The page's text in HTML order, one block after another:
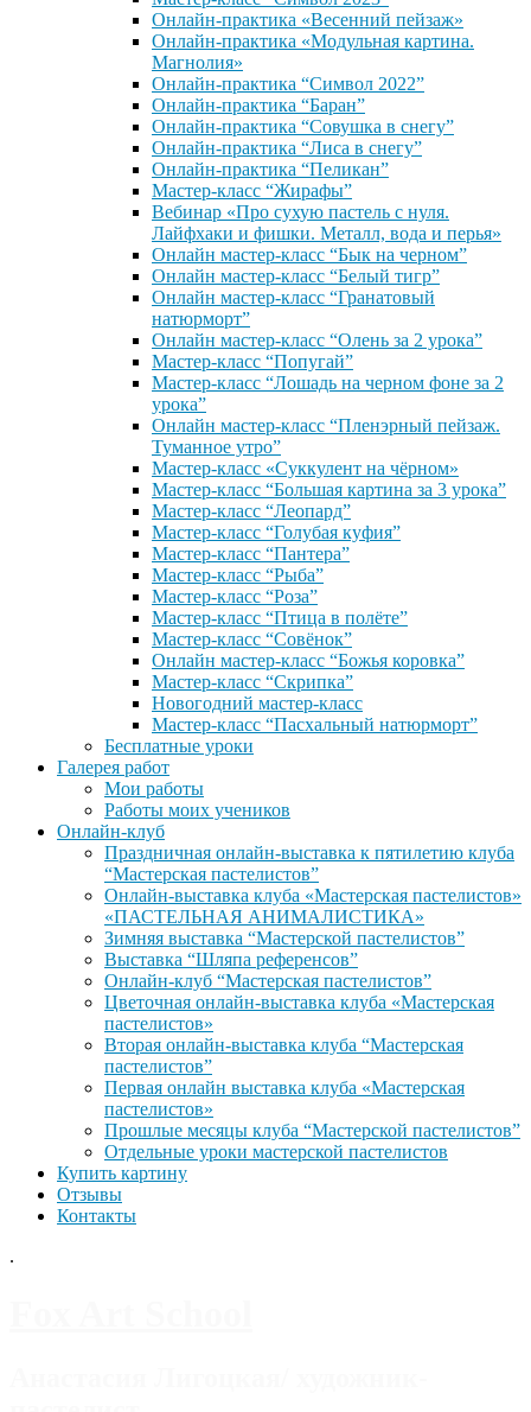
Онлайн-практика «Весенний пейзаж»
Онлайн-практика «Модульная картина.
Магнолия»
Онлайн-практика “Символ 2022”
Онлайн-практика “Баран”
Онлайн-практика “Совушка в снегу”
Онлайн-практика “Лиса в снегу”
Онлайн-практика “Пеликан”
Мастер-класс “Жирафы”
Вебинар «Про сухую пастель с нуля.
Лайфхаки и фишки. Металл, вода и перья»
Онлайн мастер-класс “Бык на черном”
Онлайн мастер-класс “Белый тигр”
Онлайн мастер-класс “Гранатовый
натюрморт”
Онлайн мастер-класс “Олень за 2 урока”
Мастер-класс “Попугай”
Мастер-класс “Лошадь на черном фоне за 2
урока”
Онлайн мастер-класс “Пленэрный пейзаж.
Туманное утро”
Мастер-класс «Суккулент на чёрном»
Мастер-класс “Большая картина за 3 урока”
Мастер-класс “Леопард”
Мастер-класс “Голубая куфия”
Мастер-класс “Пантера”
Мастер-класс “Рыба”
Мастер-класс “Роза”
Мастер-класс “Птица в полёте”
Мастер-класс “Совёнок”
Онлайн мастер-класс “Божья коровка”
Мастер-класс “Скрипка”
Новогодний мастер-класс
Мастер-класс “Пасхальный натюрморт”
Бесплатные уроки
Галерея работ
Мои работы
Работы моих учеников
Онлайн-клуб
Праздничная онлайн-выставка к пятилетию клуба
“Мастерская пастелистов”
Онлайн-выставка клуба «Мастерская пастелистов»
«ПАСТЕЛЬНАЯ АНИМАЛИСТИКА»
Зимняя выставка “Мастерской пастелистов”
Выставка “Шляпа референсов”
Онлайн-клуб “Мастерская пастелистов”
Цветочная онлайн-выставка клуба «Мастерская
пастелистов»
Вторая онлайн-выставка клуба “Мастерская
пастелистов”
Первая онлайн выставка клуба «Мастерская
пастелистов»
Прошлые месяцы клуба “Мастерской пастелистов”
Отдельные уроки мастерской пастелистов
Купить картину
Отзывы
Контакты
.